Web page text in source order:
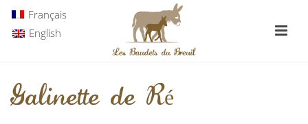
Galinette de Ré
Français
English